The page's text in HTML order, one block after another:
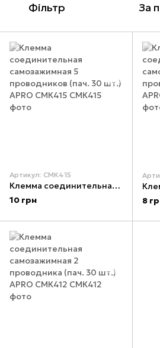
Фільтр За
Артикул: СМК415
Клемма соединительная самозажимная 5 проводников (пач. 30 шт.) APRO СМК415
10 грн
8